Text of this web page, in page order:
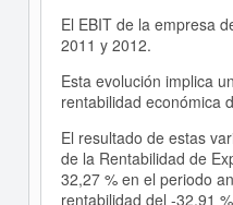
El EBIT de la empresa
2011 y 2012.
Esta evolución implica
rentabilidad económica
El resultado de estas
de la Rentabilidad de
32,27 % en el periodo
rentabilidad del -32,91